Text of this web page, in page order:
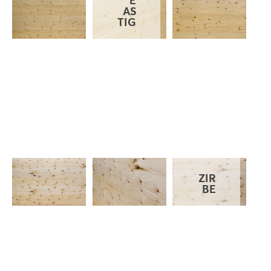
AS
TIG
ZIR
BE